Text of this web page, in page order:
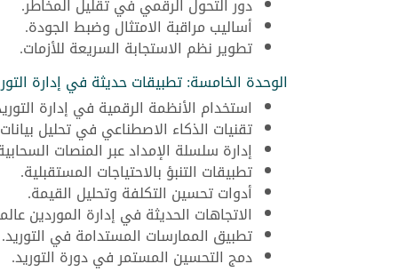
أساليب مراقبة الامتثال وضبط الجودة.
تطوير نظم الاستجابة السريعة للأزمات.
الوحدة الخامسة: تطبيقات حديثة في إدارة
استخدام الأنظمة الرقمية في إدارة
تقنيات الذكاء الاصطناعي في تحليل
إدارة سلسلة الإمداد عبر المنصات
تطبيقات التنبؤ بالاحتياجات المستقبلية.
أدوات تحسين التكلفة وتحليل القيمة.
الاتجاهات الحديثة في إدارة الموردين
تطبيق الممارسات المستدامة في التوريد.
دمج التحسين المستمر في دورة التوريد.